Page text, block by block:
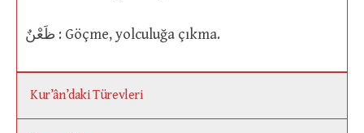
ظَعْنٌ : Göçme, yolculuğa çıkma.
Kur’ân’daki Türevleri